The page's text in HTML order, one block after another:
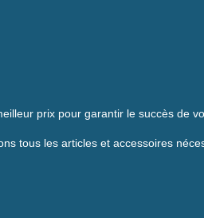
prix pour garantir le succès de
tous les articles et accessoires